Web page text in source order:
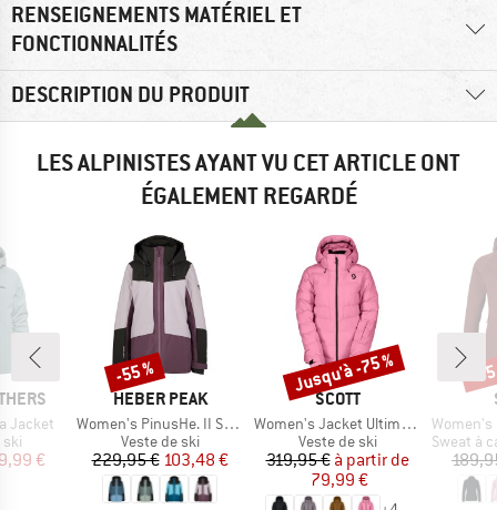
RENSEIGNEMENTS MATÉRIEL ET
FONCTIONNALITÉS
DESCRIPTION DU PRODUIT
LES ALPINISTES AYANT VU CET ARTICLE ONT
ÉGALEMENT REGARDÉ
Jacket
ski
réduit
€
MARQUE
HEBER PEAK
Article
Women's PinusHe. II Ski Jacket
Product group
Veste de ski
Prix
229,95 €Prix réduit
103,48 €
Remise
-55 %
MARQUE
SCOTT
Article
Women's Jacket Ultimate Warm
Product group
Veste de ski
Prix
319,95 € Prix réduit
à partir de
79,99 €
Remise
Jusqu'à -75 %
Article
Women's
Product
Sweat à
-